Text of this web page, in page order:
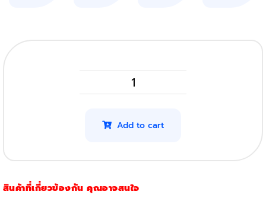
Epson
(0697)
Add to cart
สินค้าที่เกี่ยวข้องกัน คุณอาจสนใจ